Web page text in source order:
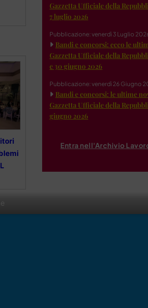
Gazzetta Ufficiale della
7 luglio 2026
Pubblicazione: venerdì 3 Luglio
Bandi e concorsi: ecco le
Gazzetta Ufficiale della
e 30 giugno 2026
Pubblicazione: venerdì 26 Giugno
Bandi e concorsi: le ultime
Gazzetta Ufficiale della
giugno 2026
Entra nell'Archivio